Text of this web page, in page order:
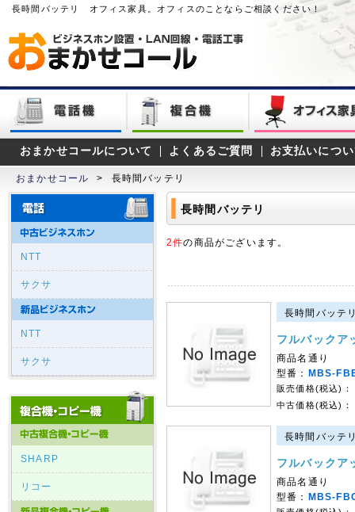
長時間バッテリ オフィス家具。オフィスのことならご相談ください！
おまかせコールについて よくあるご質問 お支払いにつ
おまかせコール > 長時間バッテリ
NTT
サクサ
NTT
サクサ
SHARP
リコー
長時間バッテリ
2件の商品がございます。
長時間バッテ
フルバックア
商品名通り
型番：
MBS-
販売価格(税込)：
中古価格(税込)：
長時間バッテ
フルバックア
商品名通り
型番：
MBS-